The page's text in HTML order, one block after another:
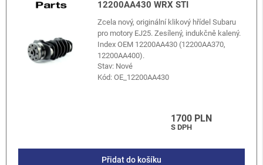
12200AA430 WRX STI
Zcela nový, originální klikový hřídel Subaru
pro motory EJ25. Zesílený, indukčně kalený.
Index OEM 12200AA430 (12200AA370,
12200AA400).
Stav: Nové
Kód:OE_12200AA430
1700 PLN
S DPH
Přidat do košíku